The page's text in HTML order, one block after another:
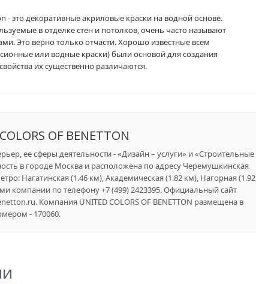
- это декоративные акриловые краски на водной основе.
в отделке стен и потолков, очень часто называют
Это верно только отчасти. Хорошо известные всем
или водные краски) были основой для создания
их существенно различаются.
OF BENETTON
ее сферы деятельности - «Дизайн – услуги» и «Строительные
в городе Москва и расположена по адресу Черемушкинская
Нагатинская (1.46 км), Академическая (1.82 км), Нагорная (1.92
компании по телефону +7 (499) 2423395. Официальный сайт
Компания UNITED COLORS OF BENETTON размещена в
- 170060.